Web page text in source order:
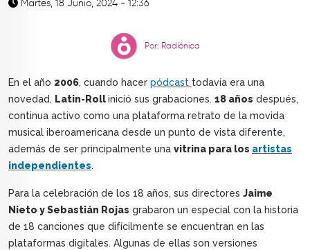
Martes, 18 Junio, 2024 - 12:36
Por: Radiónica
En el año 2006, cuando hacer pódcast todavía era una
novedad, Latin-Rollinició sus grabaciones. 18 años después,
continua activo como una plataforma retrato de la movida
musical iberoamericana desde un punto de vista diferente,
además de ser principalmente una vitrina para los artistas
independientes.
Para la celebración de los 18 años, sus directores Jaime
Nieto y Sebastián Rojas grabaron un especial con la historia
de 18 canciones que difícilmente se encuentran en las
plataformas digitales. Algunas de ellas son versiones